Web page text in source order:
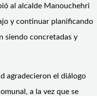
al alcalde Manouchehri
y continuar planificando
siendo concretadas y
agradecieron el diálogo
a la vez que se